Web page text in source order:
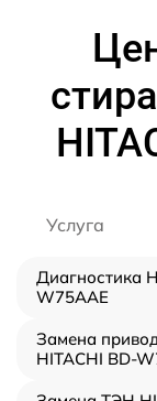
Услуга
Диагностика
W75AAE
Замена
HITACHI BD-